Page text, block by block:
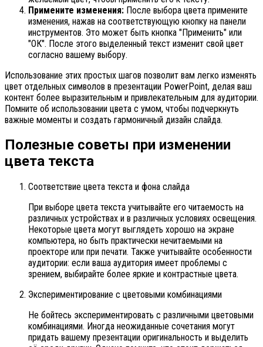
Примените изменения: После выбора цвета примените
изменения, нажав на соответствующую кнопку на панели
инструментов. Это может быть кнопка "Применить" или
"ОК". После этого выделенный текст изменит свой цвет
согласно вашему выбору.
Использование этих простых шагов позволит вам легко изменять
цвет отдельных символов в презентации PowerPoint, делая ваш
контент более выразительным и привлекательным для аудитории.
Помните об использовании цвета с умом, чтобы подчеркнуть
важные моменты и создать гармоничный дизайн слайда.
Полезные советы при изменении
цвета текста
Соответствие цвета текста и фона слайда
При выборе цвета текста учитывайте его читаемость на
различных устройствах и в различных условиях освещения.
Некоторые цвета могут выглядеть хорошо на экране
компьютера, но быть практически нечитаемыми на
проекторе или при печати. Также учитывайте особенности
аудитории: если ваша аудитория имеет проблемы с
зрением, выбирайте более яркие и контрастные цвета.
Экспериментирование с цветовыми комбинациями
Не бойтесь экспериментировать с различными цветовыми
комбинациями. Иногда неожиданные сочетания могут
придать вашему презентации оригинальность и выделить